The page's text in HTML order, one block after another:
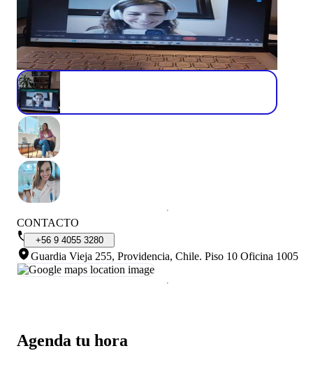
Agenda tu hora
CONTACTO
+56 9 4055 3280
Guardia Vieja 255, Providencia, Chile. Piso 10 Oficina 1005